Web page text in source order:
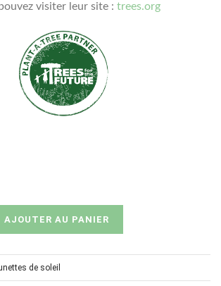
visiter leur site : trees.org
AJOUTER AU PANIER
de soleil